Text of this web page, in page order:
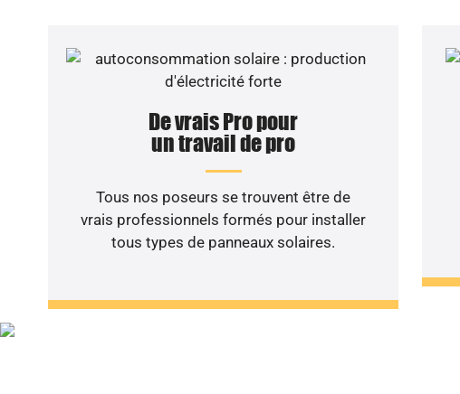
De vrais Pro pour
un travail de pro
Tous nos poseurs se trouvent être de
vrais professionnels formés pour installer
tous types de panneaux solaires.